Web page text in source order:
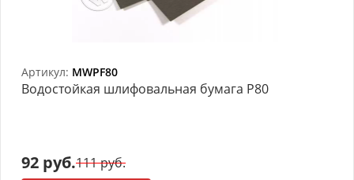
Артикул: MWPF80
Bодостойкая шлифовальная бумага P80
92 руб.111 руб.